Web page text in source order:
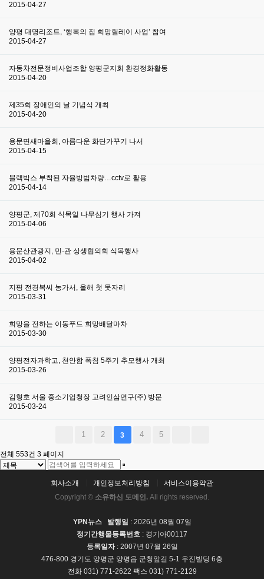
2015-04-27
양평 대명리조트, ‘행복의 집 희망릴레이 사업’ 참여
2015-04-27
자동차전문정비사업조합 양평군지회 환경정화활동
2015-04-20
제35회 장애인의 날 기념식 개최
2015-04-20
용문면새마을회, 아름다운 화단가꾸기 나서
2015-04-15
블랙박스 부착된 자율방범차량…cctv로 활용
2015-04-14
양평군, 제70회 식목일 나무심기 행사 가져
2015-04-06
용문산관광지, 민·관 상생협의회 식목행사
2015-04-02
지평 전경복씨 농가서, 올해 첫 못자리
2015-03-31
희망을 전하는 이동푸드 희망배달마차
2015-03-30
양평전자과학고, 천안함 폭침 5주기 추모행사 개최
2015-03-26
김형호 서울 중소기업청장 고려인삼연구(주) 방문
2015-03-24
1 2 3 4 5
전체 553건 3 페이지
회사소개 개인정보처리방침
서비스이용약관
Copyright © 소유하신 도메인. All rights reserved.
YPN뉴스 발행일 : 2026년 08월 07일
정기간행물등록번호 : 경기아00117
등록일자: 2007년 07월 26일
476-800 경기도 양평군 양평읍 군청앞길 5-1 우진빌딩 6층
전화 031) 771-2622 팩스 031) 771-2129